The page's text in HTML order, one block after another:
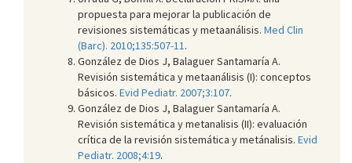
propuesta para mejorar la publicación de
revisiones sistemáticas y metaanálisis. Med Clin
(Barc). 2010;135:507-11 .
González de Dios J, Balaguer Santamaría A.
Revisión sistemática y metaanálisis (I): conceptos
básicos. Evid Pediatr. 2007;3:107.
González de Dios J, Balaguer Santamaría A.
Revisión sistemática y metanalisis (II): evaluación
crítica de la revisión sistemática y metánalisis. Evid
Pediatr. 2008;4:19.